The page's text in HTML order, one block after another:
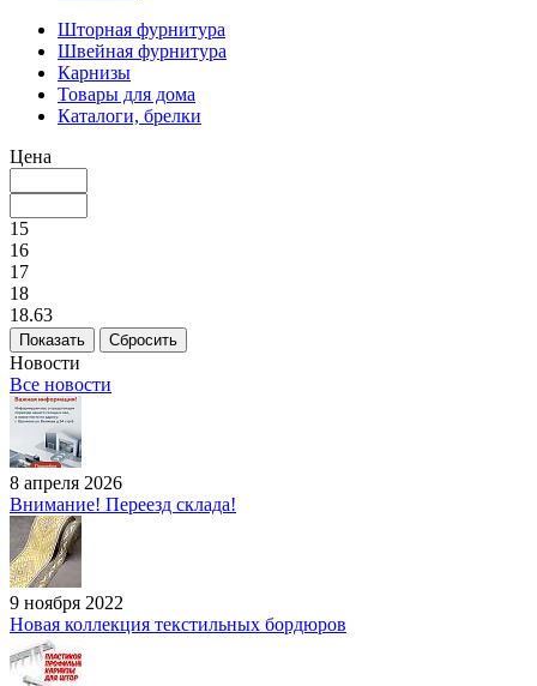
Шторная фурнитура
Швейная фурнитура
Карнизы
Товары для дома
Каталоги, брелки
Цена
15
16
17
18
18.63
Сбросить
Новости
Все новости
8 апреля 2026
Внимание! Переезд склада!
9 ноября 2022
Новая коллекция текстильных бордюров